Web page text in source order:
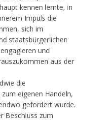
kennen lernte, in
Impuls die
sich im
staatsbürgerlichen
und
aus der
die
eigenen Handeln,
gefordert wurde.
Beschluss zum